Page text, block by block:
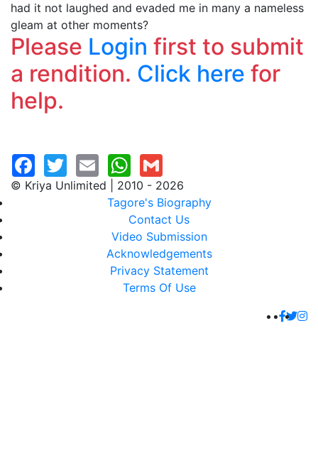
had it not laughed and evaded me in many a nameless
gleam at other moments?
Please Login first to submit
a rendition. Click here for
help.
© Kriya Unlimited | 2010 - 2026
Tagore's Biography
Contact Us
Video Submission
Acknowledgements
Privacy Statement
Terms Of Use